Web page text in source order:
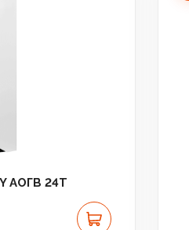
АОГВ 24T